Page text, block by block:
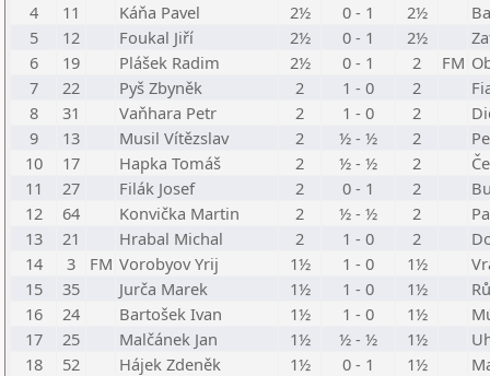
4
11 Káňa Pavel 2½ 0 - 1 2½
5
12 Foukal Jiří 2½ 0 - 1 2½
6
19 Plášek Radim 2½ 0 - 1 2 FM
7
22 Pyš Zbyněk 2 1 - 0 2
8
31 Vaňhara Petr 2 1 - 0 2
9
13 Musil Vítězslav 2 ½ - ½ 2
10
17 Hapka Tomáš 2 ½ - ½ 2
11
27 Filák Josef 2 0 - 1 2
12
64 Konvička Martin 2 ½ - ½ 2
13
21 Hrabal Michal 2 1 - 0 2
14
3 FM Vorobyov Yrij 1½ 1 - 0 1½
15
35 Jurča Marek 1½ 1 - 0 1½
16
24 Bartošek Ivan 1½ 1 - 0 1½
17
25 Malčánek Jan 1½ ½ - ½ 1½
18
52 Hájek Zdeněk 1½ 0 - 1 1½